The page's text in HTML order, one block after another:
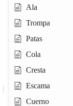
Ala
Trompa
Patas
Cola
Cresta
Escama
Cuerno